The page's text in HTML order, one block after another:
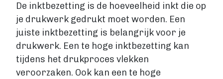
Stappenplan
Boek schrijven
BOEK SCHRIJVEN
Boek redigeren
BOEK MAKEN
De inktbezetting is de hoeveelheid inkt die op
je drukwerk gedrukt moet worden. Een
juiste inktbezetting is belangrijk voor je
drukwerk. Een te hoge inktbezetting kan
tijdens het drukproces vlekken
veroorzaken. Ook kan een te hoge